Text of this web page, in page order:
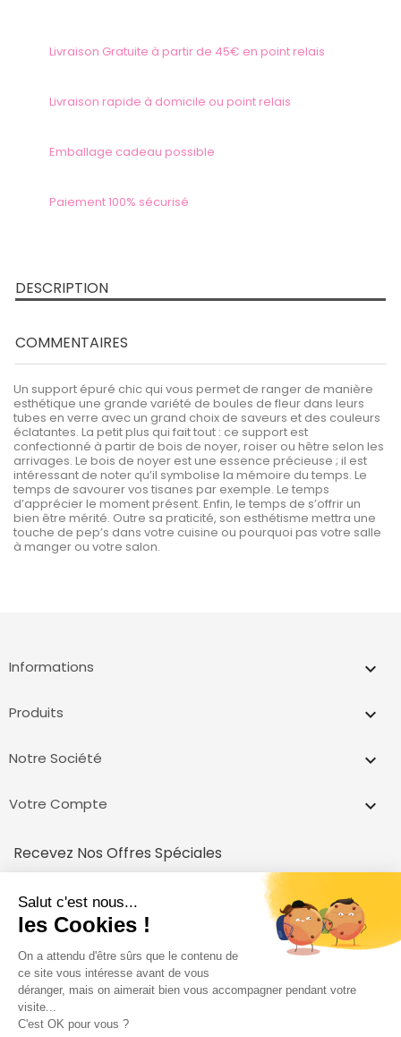
Livraison Gratuite à partir de 45€ en point relais
Livraison rapide à domicile ou point relais
Emballage cadeau possible
Paiement 100% sécurisé
DESCRIPTION
COMMENTAIRES
Un support épuré chic qui vous permet de ranger de manière
esthétique une grande variété de boules de fleur dans leurs
tubes en verre avec un grand choix de saveurs et des couleurs
éclatantes. La petit plus qui fait tout : ce support est
confectionné à partir de bois de noyer, roiser ou hêtre selon les
arrivages. Le bois de noyer est une essence précieuse ; il est
intéressant de noter qu’il symbolise la mémoire du temps. Le
temps de savourer vos tisanes par exemple. Le temps
d’apprécier le moment présent. Enfin, le temps de s’offrir un
bien être mérité. Outre sa praticité, son esthétisme mettra une
touche de pep’s dans votre cuisine ou pourquoi pas votre salle
à manger ou votre salon.
Informations keyboard_arrow_down
Produits 
Notre Société 
Votre Compte 
Recevez Nos Offres Spéciales
inscrivez vous et recevez un code pour votre première achat!
Vous pouvez vous désinscrire à tout moment.